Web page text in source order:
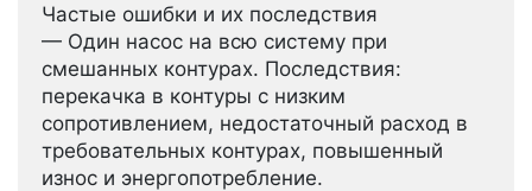
Частые ошибки и их последствия
— Один насос на всю систему при
смешанных контурах. Последствия:
перекачка в контуры с низким
сопротивлением, недостаточный расход в
требовательных контурах, повышенный
износ и энергопотребление.